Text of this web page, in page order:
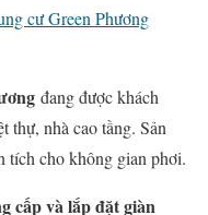
cư Green Phương
đang được khách
thự, nhà cao tầng. Sản
tích cho không gian phơi.
cấp và lắp đặt giàn